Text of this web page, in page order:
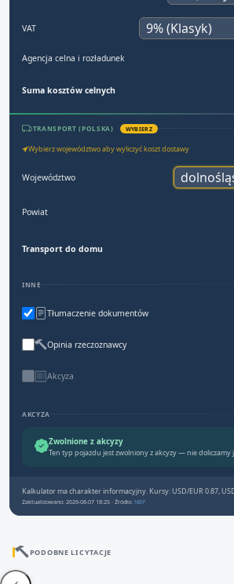
VAT
Agencja celna i rozładunek
Suma kosztów celnych
TRANSPORT (POLSKA) WYBIERZ
Wybierz województwo aby wyliczyć koszt dostawy
Województwo
Powiat
Transport do domu
INNE
Tłumaczenie dokumentów
Opinia rzeczoznawcy
Akcyza
AKCYZA
Zwolnione z akcyzy
Ten typ pojazdu jest zwolniony z akcyzy — nie doliczamy
Kalkulator ma charakter informacyjny. Kursy: USD/EUR 0.87,
Zaktualizowano: 2026-08-07 18:25 · Źródło: NBP
PODOBNE LICYTACJE